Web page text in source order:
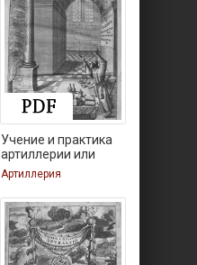
Учение и практика
артиллерии или
Артиллерия